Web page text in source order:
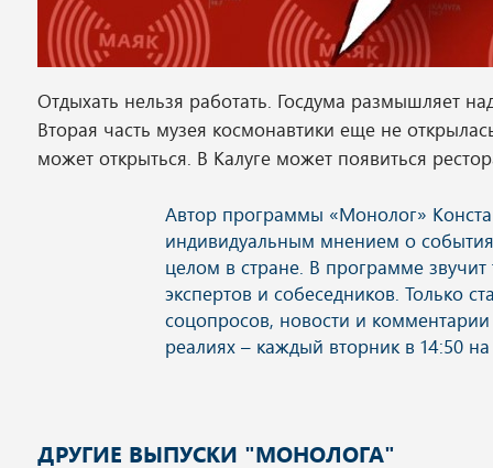
Отдыхать нельзя работать. Госдума размышляет
Вторая часть музея космонавтики еще не
может открыться. В Калуге может появиться
ДРУГИЕ ВЫПУСКИ "МОНОЛОГА"